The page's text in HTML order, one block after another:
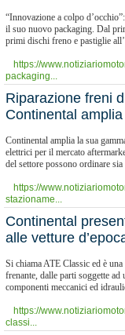
“Innovazione a colpo
il suo nuovo packaging. Dal
primi dischi freno e pastiglie
https://
packaging...
Riparazione freni
Continental amplia
Continental amplia la sua
elettrici per il mercato
del settore possono ordinare
https://
stazioname...
Continental
alle vetture
Si chiama ATE Classic ed è
frenante, dalle parti soggette
componenti meccanici ed
https://
classi...